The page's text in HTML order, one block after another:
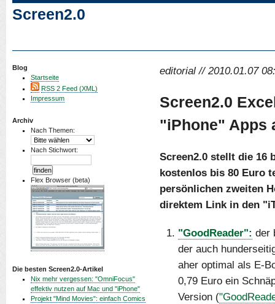
Screen2.0
Blog
Startseite
RSS 2 Feed (XML)
Impressum
Archiv
Nach Themen:
Nach Stichwort:
Flex Browser (beta)
Die besten Screen2.0-Artikel
Nix mehr vergessen: "OmniFocus"
effektiv nutzen auf Mac und "iPhone"
Projekt "Mind Movies": einfach Comics
editorial // 2010.01.07
Screen2.0
"iPhone" Apps
Screen2.0 stellt die 16
kostenlos bis 80 Euro
persönlichen zweiten
direktem Link in den
"GoodReader": der
der auch
aher optimal als E-
0,79 Euro ein
Version (